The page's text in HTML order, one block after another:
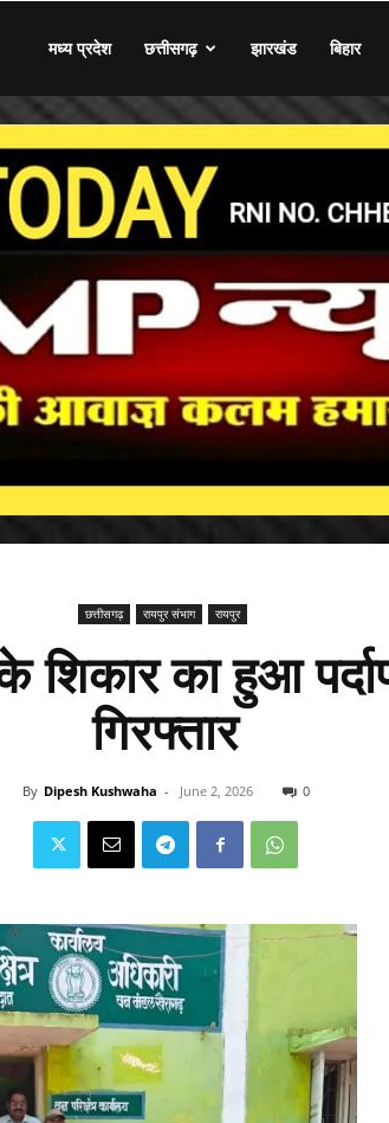
मध्य प्रदेश छत्तीसगढ़ झारखंड बिहार
छत्तीसगढ़ रायपुर संभाग रायपुर
का हुआ
गिरफ्तार
By Dipesh Kushwaha - June 2, 2026 0